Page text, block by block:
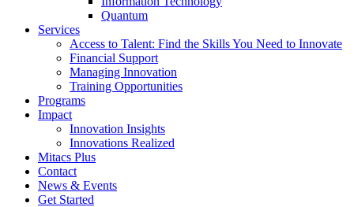
Quantum
Services
Access to Talent: Find the Skills You Need to Innovate
Financial Support
Managing Innovation
Training Opportunities
Programs
Impact
Innovation Insights
Innovations Realized
Mitacs Plus
Contact
News & Events
Get Started